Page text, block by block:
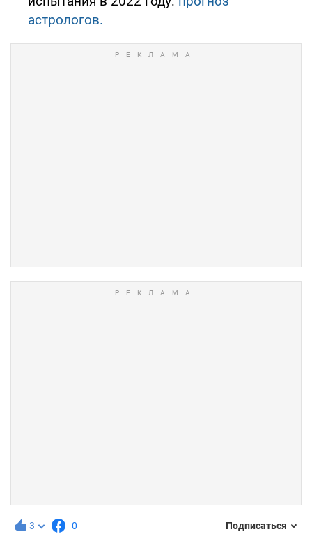
астрологов.
3 0 Подписаться